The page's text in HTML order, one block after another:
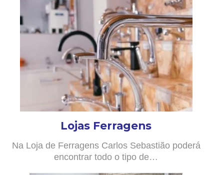
Lojas Ferragens
Na Loja de Ferragens Carlos Sebastião poderá
encontrar todo o tipo de…